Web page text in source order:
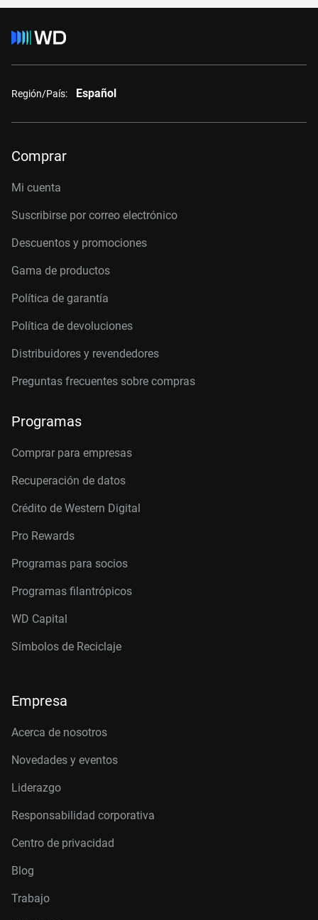
Región/País: Español
Comprar
Mi cuenta
Suscribirse por correo electrónico
Descuentos y promociones
Gama de productos
Política de garantía
Política de devoluciones
Distribuidores y revendedores
Preguntas frecuentes sobre compras
Programas
Comprar para empresas
Recuperación de datos
Crédito de Western Digital
Pro Rewards
Programas para socios
Programas filantrópicos
WD Capital
Símbolos de Reciclaje
Empresa
Acerca de nosotros
Novedades y eventos
Liderazgo
Responsabilidad corporativa
Centro de privacidad
Blog
Trabajo